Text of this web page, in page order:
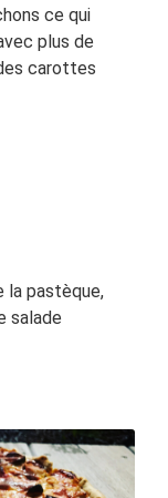
ce qui
plus de
carottes
la pastèque,
salade